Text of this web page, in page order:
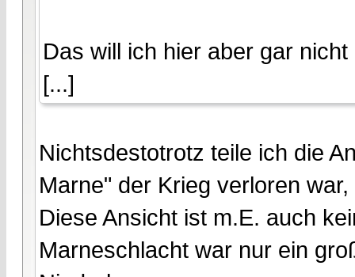
Das will ich hier aber gar
[...]
Nichtsdestotrotz teile ich die
Marne" der Krieg verloren war,
Diese Ansicht ist m.E. auch
Marneschlacht war nur ein